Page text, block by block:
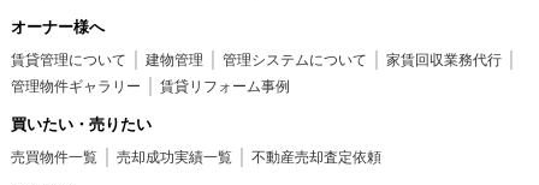
オーナー様へ
賃貸管理について 建物管理 管理システムについて
家賃回収業務代行
管理物件ギャラリー
賃貸リフォーム事例
買いたい・売りたい
売買物件一覧 売却成功実績一覧 不動産売却査定依頼